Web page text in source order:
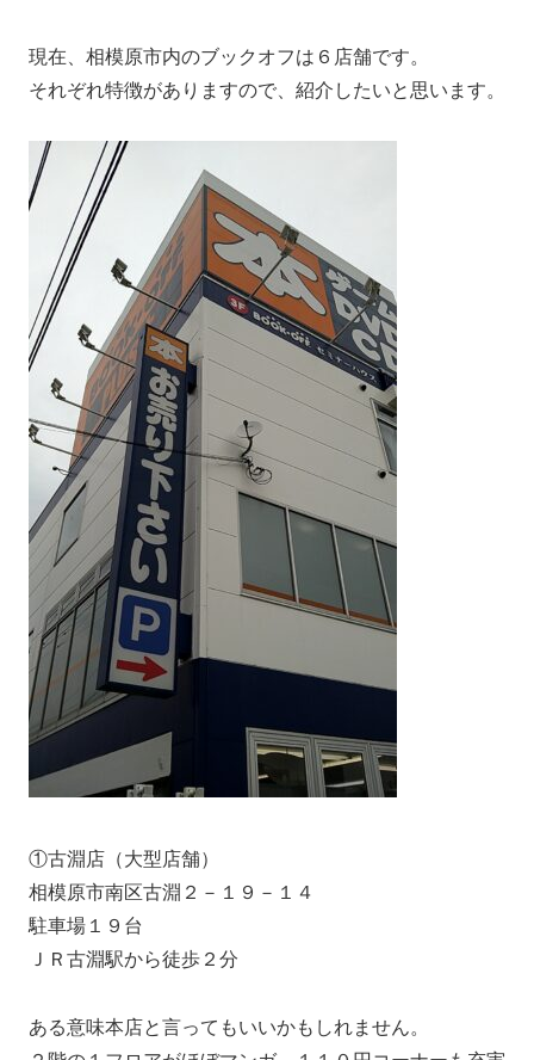
現在、相模原市内のブックオフは６店舗です。
それぞれ特徴がありますので、紹介したいと思います。
①古淵店（大型店舗）
相模原市南区古淵２－１９－１４
駐車場１９台
ＪＲ古淵駅から徒歩２分
ある意味本店と言ってもいいかもしれません。